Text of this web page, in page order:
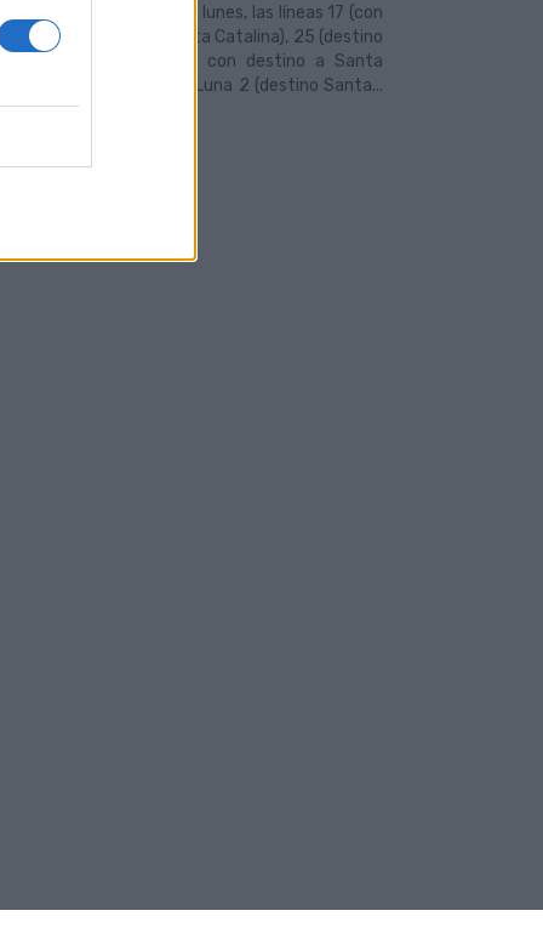
A partir de este lunes, las líneas 17 (con
Teatro), 21 (destino Santa Catalina), 25 (destino
26, 44, 45 (las tres con destino a Santa
47 (destino Puerto) y Luna 2 (destino Santa...